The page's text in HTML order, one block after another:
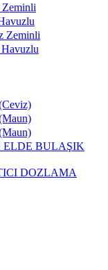
Zeminli
Zeminli
ELDE BULAŞIK
DOZLAMA